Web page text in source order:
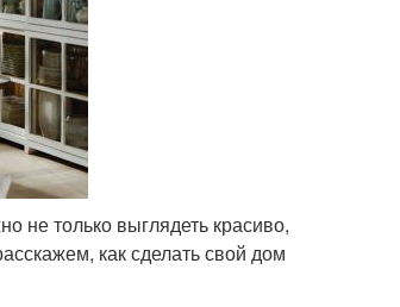
не только выглядеть красиво,
как сделать свой дом